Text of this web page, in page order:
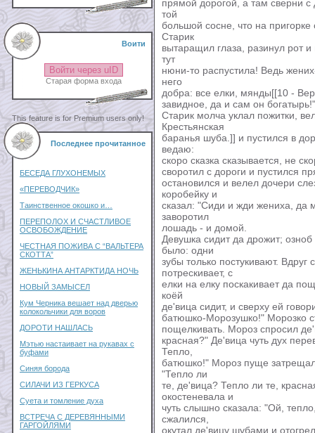
Воити
Войти через uID
Старая форма входа
This feature is for Premium users only!
Последнее прочитанное
БЕСЕДА ГЛУХОНЕМЫХ
«ПЕРЕВОДЧИК»
Таинственное окошко и…
ПЕРЕПОЛОХ И СЧАСТЛИВОЕ
ОСВОБОЖДЕНИЕ
ЧЕСТНАЯ ПОЖИВА С “ВАЛЬТЕРА
СКОТТА”
ЖЕНЬКИНА АНТАРКТИДА НОЧЬ
НОВЫЙ ЗАМЫСЕЛ
Кум Черника вешает над дверью
колокольчики для воров
ДОРОТИ НАШЛАСЬ
Мэтью настаивает на рукавах с
буфами
Синяя борода
СИЛАЧИ ИЗ ГЕРКУСА
Суета и томление духа
ВСТРЕЧА С ДЕРЕВЯННЫМИ
ГАРГОЙЛЯМИ
прямой дорогой, а там сверни
той
большой сосне, что на пригорке
Старик
вытаращил глаза, разинул рот
тут
нюни-то распустила! Ведь
него
добра: все елки, мянды[[10 -
завидное, да и сам он богатырь!"
Старик молча уклал пожитки,
Крестьянская
баранья шуба.]] и пустился в
ведаю:
скоро сказка сказывается, не
своротил с дороги и пустился
остановился и велел дочери
коробейку и
сказал: "Сиди и жди жениха, да
заворотил
лошадь - и домой.
Девушка сидит да дрожит;
было: одни
зубы только постукивают.
потрескивает, с
елки на елку поскакивает да
коёй
де'вица сидит, и сверху ей
батюшко-Морозушко!" Морозко
пощелкивать. Мороз спросил
красная?" Де'вица чуть дух
Тепло,
батюшко!" Мороз пуще
"Тепло ли
те, де'вица? Тепло ли те,
окостеневала и
чуть слышно сказала: "Ой,
сжалился,
окутал де'вицу шубами и